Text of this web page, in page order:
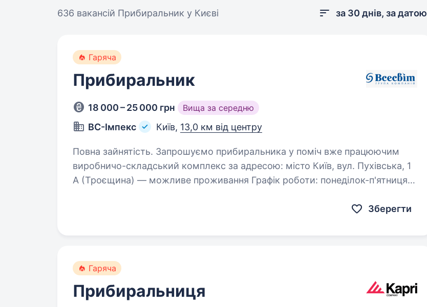
636 вакансій Прибиральник у Києві за 30 днів, за датою
Гаряча
Прибиральник
18 000 – 25 000 грн Вища за середню
ВC-Імпекс Київ, 13,0 км від центру
Повна зайнятість. Запрошуємо прибиральника у поміч вже працюючим
виробничо-складський комплекс за адресою: місто Київ, вул. Пухівська, 1
А (Троєщина) — можливе проживання Графік роботи: понеділок-п'ятниця,
Зберегти
Гаряча
Прибиральниця